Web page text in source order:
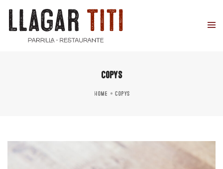
copys
Home copys